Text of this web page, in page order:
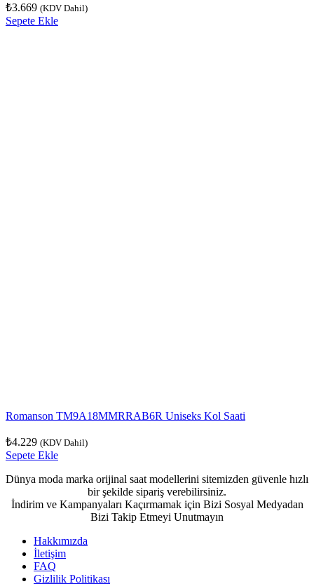
₺3.669 (KDV Dahil)
Sepete Ekle
Romanson TM9A18MMRRAB6R Uniseks Kol Saati
₺4.229 (KDV Dahil)
Sepete Ekle
Dünya moda marka orijinal saat modellerini sitemizden güvenle hızlı
bir şekilde sipariş verebilirsiniz.
İndirim ve Kampanyaları Kaçırmamak için Bizi Sosyal Medyadan
Bizi Takip Etmeyi Unutmayın
Hakkımızda
İletişim
FAQ
Gizlilik Politikası